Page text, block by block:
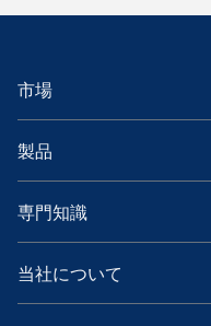
市場
製品
専門知識
当社について